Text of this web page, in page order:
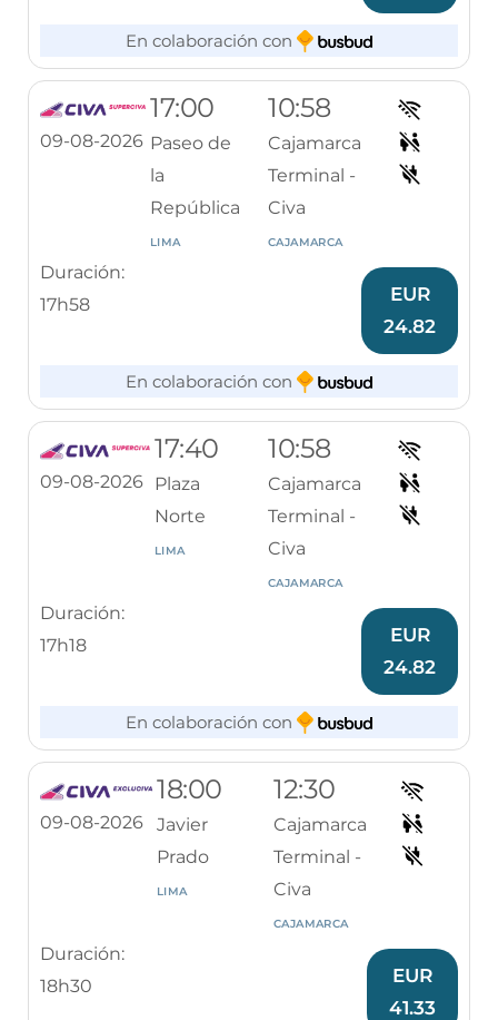
En colaboración con
09-08-2026
17:00
Paseo de
la
República
LIMA
10:58
Cajamarca
Terminal -
Civa
CAJAMARCA
Duración:
17h58
EUR
24.82
En colaboración con
09-08-2026
17:40
Plaza
Norte
LIMA
10:58
Cajamarca
Terminal -
Civa
CAJAMARCA
Duración:
17h18
EUR
24.82
En colaboración con
09-08-2026
18:00
Javier
Prado
LIMA
12:30
Cajamarca
Terminal -
Civa
CAJAMARCA
Duración:
18h30
EUR
41.33